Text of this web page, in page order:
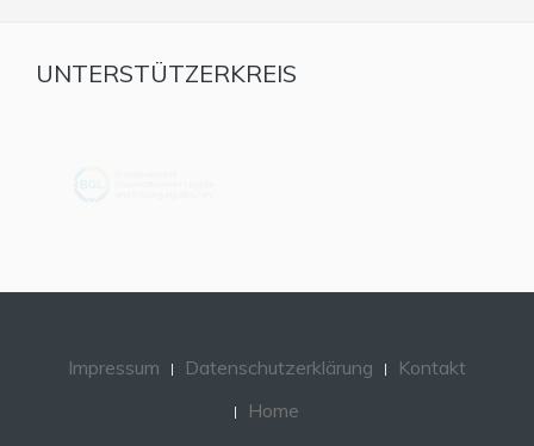
UNTERSTÜTZERKREIS
Datenschutzerklärung